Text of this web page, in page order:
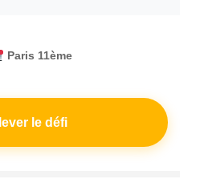
Paris 11ème
le défi